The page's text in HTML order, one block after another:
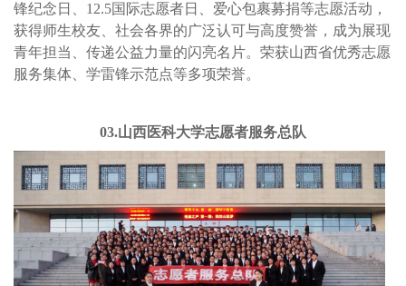
锋纪念日、12.5国际志愿者日、爱心包裹募捐等志愿活动，
获得师生校友、社会各界的广泛认可与高度赞誉，成为展现
青年担当、传递公益力量的闪亮名片。荣获山西省优秀志愿
服务集体、学雷锋示范点等多项荣誉。
03.山西医科大学志愿者服务总队